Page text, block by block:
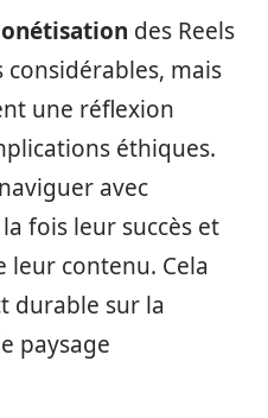
des Reels
mais
une réflexion
éthiques.
avec
fois leur succès et
leur contenu. Cela
durable sur la
paysage